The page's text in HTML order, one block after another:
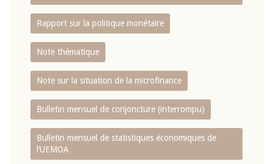
Rapport sur la politique monétaire
Note thématique
Note sur la situation de la microfinance
Bulletin mensuel de conjoncture (interrompu)
Bulletin mensuel de statistiques économiques de
l‘UEMOA